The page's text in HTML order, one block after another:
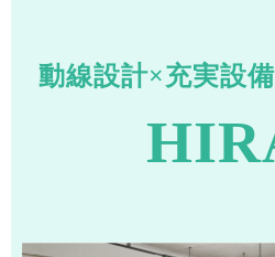
動線設計×充実設